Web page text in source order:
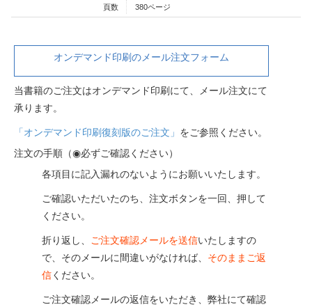
頁数 380ページ
オンデマンド印刷のメール注文フォーム
当書籍のご注文はオンデマンド印刷にて、メール注文にて
承ります。
「オンデマンド印刷復刻版のご注文」 をご参照ください。
注文の手順（◉必ずご確認ください）
各項目に記入漏れのないようにお願いいたします。
ご確認いただいたのち、注文ボタンを一回、押して
ください。
折り返し、 ご注文確認メールを送信いたしますの
で、そのメールに間違いがなければ、 そのままご返
信ください。
ご注文確認メールの返信をいただき、弊社にて確認